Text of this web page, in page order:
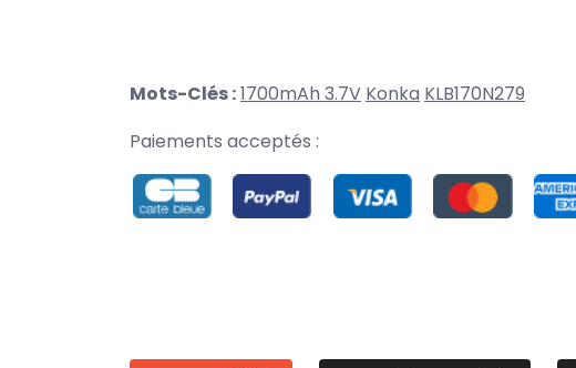
Mots-Clés :1700mAh 3.7V Konka KLB170N279
Paiements acceptés :